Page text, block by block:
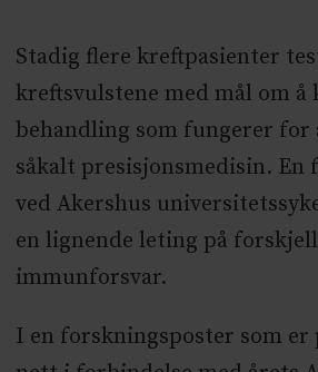
tarmkreft i Norge har økt
årene.Kilde: Kreftregisteret
Stadig flere kreftpasienter
kreftsvulstene med mål om å
behandling som fungerer for
såkalt presisjonsmedisin. En
ved Akershus
en lignende leting på
immunforsvar.
I en forskningsposter som er